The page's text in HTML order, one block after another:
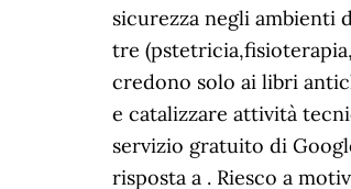
sicurezza negli ambienti
tre
credono solo ai libri
e catalizzare attività
servizio gratuito di
risposta a . Riesco a